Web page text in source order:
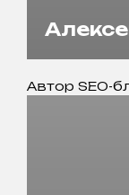
Автор SEO-